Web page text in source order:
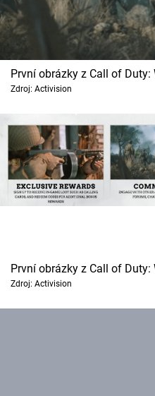
První obrázky z Call of Duty:
Zdroj: Activision
První obrázky z Call of Duty:
Zdroj: Activision